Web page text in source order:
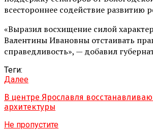
всестороннее содействие развитию
«Выразил восхищение силой
Валентины Ивановны отстаивать
справедливость», — добавил
Теги:
Далее
В центре Ярославля
архитектуры
Не пропустите